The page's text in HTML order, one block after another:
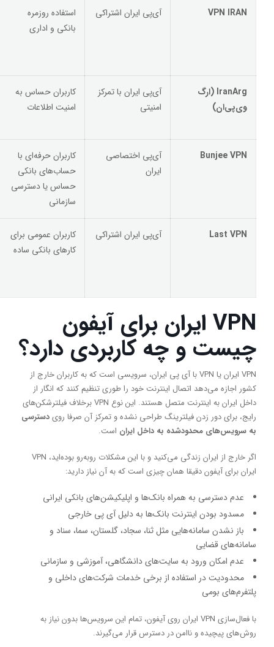
VPN IRAN آی‌پی ایران اشتراکی
استفاده روزمره
بانکی و اداری
IranArg (ارگ
وی‌پی‌ان)
آی‌پی ایران با تمرکز
امنیتی
کاربران حساس به
امنیت اطلاعات
Bunjee VPN
آی‌پی اختصاصی
ایران
کاربران حرفه‌ای با
حساب‌های بانکی
حساس یا دسترسی
سازمانی
Last VPN آی‌پی ایران اشتراکی
کاربران عمومی برای
کارهای بانکی ساده
VPNایران برای آیفون
چیست و چه کاربردی دارد؟
VPN ایران یا VPN با آی پی ایران، سرویسی است که به کاربران خارج از
کشور اجازه می‌دهد اتصال اینترنت خود را طوری تنظیم کنند که انگار از
داخل ایران به اینترنت متصل هستند. این نوع VPN برخلاف فیلترشکن‌های
رایج، برای دور زدن فیلترینگ طراحی نشده و تمرکز آن صرفا رویدسترسی
به سرویس‌های محدودشده به داخل ایران است.
اگر خارج از ایران زندگی می‌کنید و با این مشکلات روبه‌رو بوده‌اید، VPN
ایران برای آیفون دقیقا همان چیزی است که به آن نیاز دارید:
عدم دسترسی به همراه بانک‌ها و اپلیکیشن‌های بانکی ایرانی
مسدود بودن اینترنت بانک‌ها به دلیل آی پی خارجی
باز نشدن سامانه‌هایی مثل ثنا، سجاد، گلستان، سما، سناد و
سامانه‌های قضایی
عدم امکان ورود به سایت‌های دانشگاهی، آموزشی و سازمانی
محدودیت در استفاده از برخی خدمات شرکت‌های داخلی و
پلتفرم‌های بومی
با فعال‌سازی VPN ایران روی آیفون، تمام این سرویس‌ها بدون نیاز به
روش‌های پیچیده و ناامن در دسترس قرار می‌گیرند.